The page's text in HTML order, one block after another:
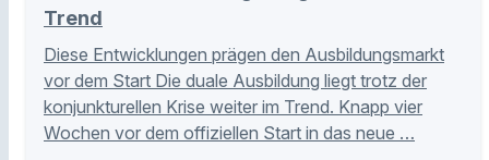
Trend
Diese Entwicklungen prägen den Ausbildungsmarkt
vor dem Start Die duale Ausbildung liegt trotz der
konjunkturellen Krise weiter im Trend. Knapp vier
Wochen vor dem offiziellen Start in das neue …